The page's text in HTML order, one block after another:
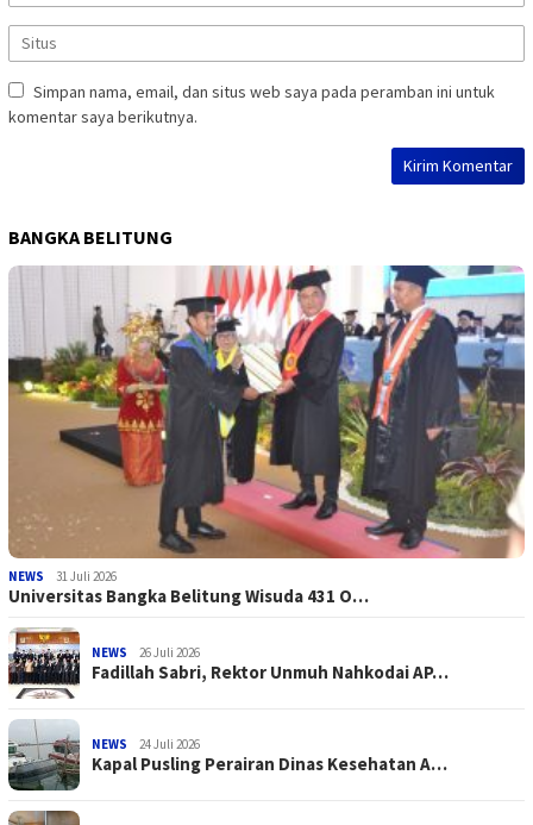
Simpan nama, email, dan situs web saya pada peramban ini untuk
komentar saya berikutnya.
BANGKA BELITUNG
NEWS 31 Juli 2026
Universitas Bangka Belitung Wisuda 431 O…
NEWS 26 Juli 2026
Fadillah Sabri, Rektor Unmuh Nahkodai AP…
NEWS 24 Juli 2026
Kapal Pusling Perairan Dinas Kesehatan A…